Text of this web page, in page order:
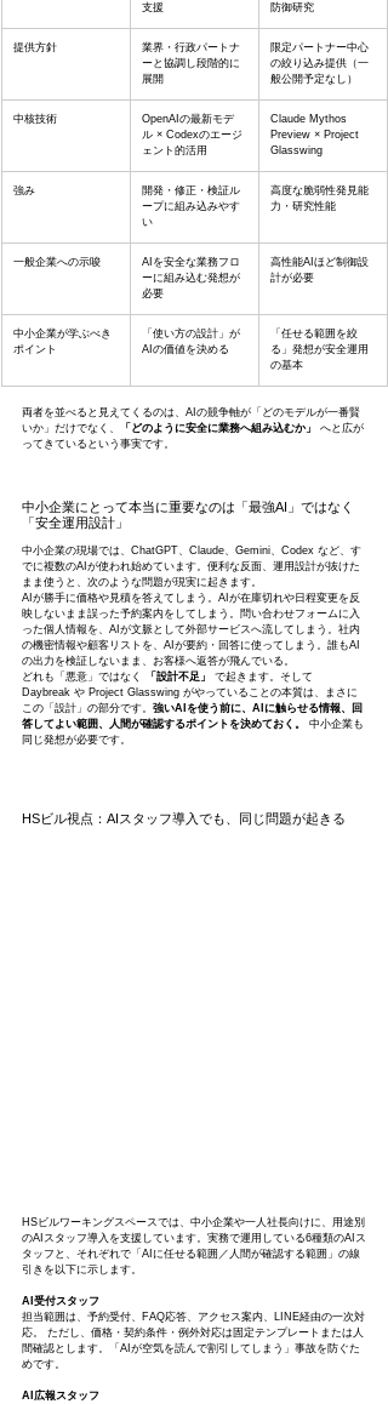
支援
防御研究
提供方針
業界・行政パートナ
ーと協調し段階的に
展開
限定パートナー中心
の絞り込み提供（一
般公開予定なし）
中核技術
OpenAIの最新モデ
ル × Codexのエージ
ェント的活用
Claude Mythos
Preview × Project
Glasswing
強み
開発・修正・検証ル
ープに組み込みやす
い
高度な脆弱性発見能
力・研究性能
一般企業への示唆
AIを安全な業務フロ
ーに組み込む発想が
必要
高性能AIほど制御設
計が必要
中小企業が学ぶべき
ポイント
「使い方の設計」が
AIの価値を決める
「任せる範囲を絞
る」発想が安全運用
の基本
両者を並べると見えてくるのは、AIの競争軸が「どのモデルが一番賢
いか」だけでなく、
「どのように安全に業務へ組み込むか」
へと広が
ってきているという事実です。
中小企業にとって本当に重要なのは「最強AI」ではなく
「安全運用設計」
中小企業の現場では、ChatGPT、Claude、Gemini、Codex など、す
でに複数のAIが使われ始めています。便利な反面、運用設計が抜けた
まま使うと、次のような問題が現実に起きます。
AIが勝手に価格や見積を答えてしまう。AIが在庫切れや日程変更を反
映しないまま誤った予約案内をしてしまう。問い合わせフォームに入
った個人情報を、AIが文脈として外部サービスへ流してしまう。社内
の機密情報や顧客リストを、AIが要約・回答に使ってしまう。誰もAI
の出力を検証しないまま、お客様へ返答が飛んでいる。
どれも「悪意」ではなく
「設計不足」
で起きます。そして
Daybreak や Project Glasswing がやっていることの本質は、まさに
この「設計」の部分です。 強いAIを使う前に、AIに触らせる情報、回
答してよい範囲、人間が確認するポイントを決めておく。
中小企業も
同じ発想が必要です。
HSビル視点：AIスタッフ導入でも、同じ問題が起きる
HSビルワーキングスペースでは、中小企業や一人社長向けに、用途別
のAIスタッフ導入を支援しています。実務で運用している6種類のAIス
タッフと、それぞれで「AIに任せる範囲／人間が確認する範囲」の線
引きを以下に示します。
AI受付スタッフ
担当範囲は、予約受付、FAQ応答、アクセス案内、LINE経由の一次対
応。 ただし、価格・契約条件・例外対応は固定テンプレートまたは人
間確認とします。「AIが空気を読んで割引してしまう」事故を防ぐた
めです。
AI広報スタッフ